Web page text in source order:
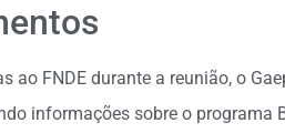
ao FNDE durante a reunião, o
informações sobre o programa